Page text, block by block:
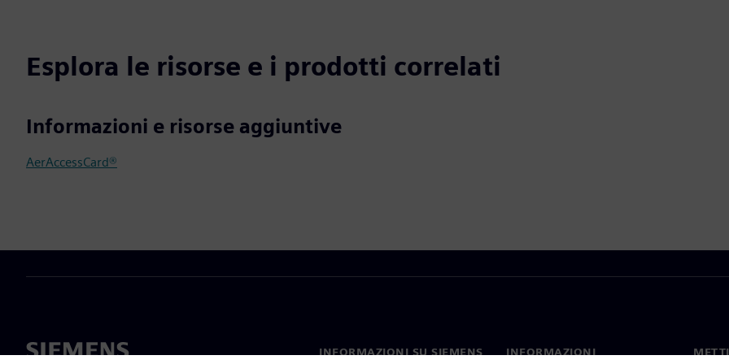
Esplora le risorse e i prodotti correlati
Informazioni e risorse aggiuntive
AerAccessCard®
INFORMAZIONI SU SIEMENS INFORMAZIONI